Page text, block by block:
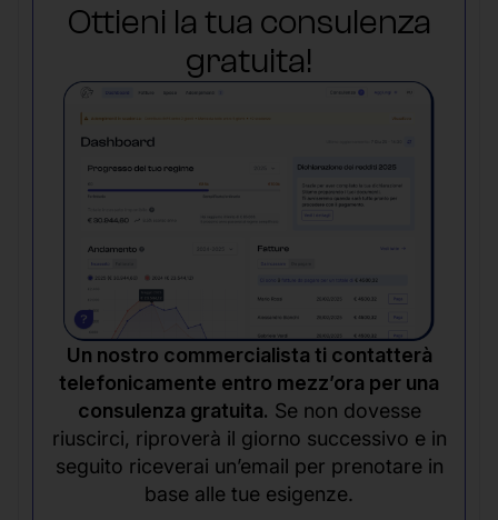
Ottieni la tua consulenza
gratuita!
Un nostro commercialista ti contatterà
telefonicamente entro mezz’ora per una
consulenza gratuita. Se non dovesse
riuscirci, riproverà il giorno successivo e in
seguito riceverai un’email per prenotare in
base alle tue esigenze.